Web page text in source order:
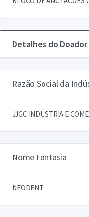
Detalhes do Doador
Razão Social da
JJGC INDUSTRIA E
Nome Fantasia
NEODENT